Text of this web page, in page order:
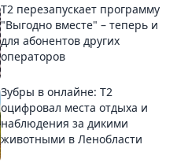
Т2 перезапускает программу
"Выгодно вместе" – теперь и
для абонентов других
операторов
Зубры в онлайне: Т2
оцифровал места отдыха и
наблюдения за дикими
животными в Ленобласти